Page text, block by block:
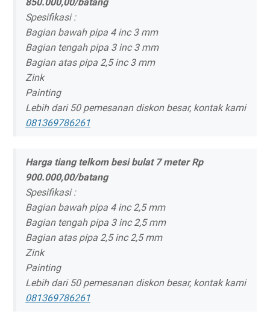
Spesifikasi :
Bagian bawah pipa 4 inc 3 mm
Bagian tengah pipa 3 inc 3 mm
Bagian atas pipa 2,5 inc 3 mm
Zink
Painting
Lebih dari 50 pemesanan diskon besar, kontak kami
081369786261
Harga tiang telkom besi bulat 7 meter Rp
900.000,00/batang
Spesifikasi :
Bagian bawah pipa 4 inc 2,5 mm
Bagian tengah pipa 3 inc 2,5 mm
Bagian atas pipa 2,5 inc 2,5 mm
Zink
Painting
Lebih dari 50 pemesanan diskon besar, kontak kami
081369786261